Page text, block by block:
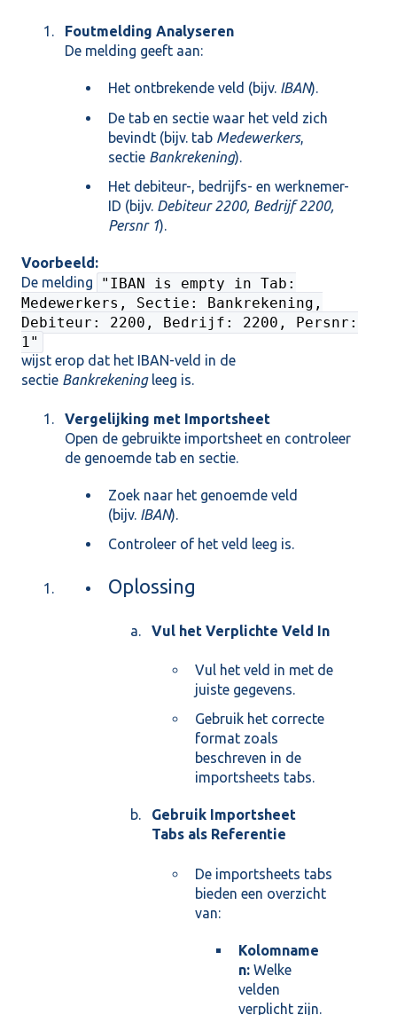
Foutmelding Analyseren
De melding geeft aan:
Het ontbrekende veld (bijv. IBAN).
De tab en sectie waar het veld zich
bevindt (bijv. tab Medewerkers,
sectie Bankrekening).
Het debiteur-, bedrijfs- en werknemer-
ID (bijv. Debiteur 2200, Bedrijf 2200,
Persnr 1).
Voorbeeld:
De melding
"IBAN is empty in Tab:
Medewerkers, Sectie: Bankrekening,
Debiteur: 2200, Bedrijf: 2200, Persnr:
1"
wijst erop dat het IBAN-veld in de
sectie Bankrekeningleeg is.
Vergelijking met Importsheet
Open de gebruikte importsheet en controleer
de genoemde tab en sectie.
Zoek naar het genoemde veld
(bijv. IBAN).
Controleer of het veld leeg is.
Oplossing
Vul het Verplichte Veld In
Vul het veld in met de
juiste gegevens.
Gebruik het correcte
format zoals
beschreven in de
importsheets tabs.
Gebruik Importsheet
Tabs als Referentie
De importsheets tabs
bieden een overzicht
van:
Kolomname
n: Welke
velden
verplicht zijn.